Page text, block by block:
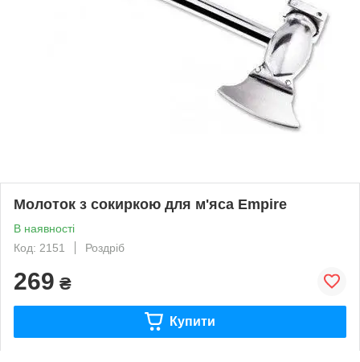
Молоток з сокиркою для м'яса Empire
В наявності
Код: 2151
Роздріб
269 ₴
Купити